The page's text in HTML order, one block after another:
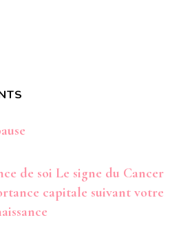
de soi Le signe du Cancer
capitale suivant votre